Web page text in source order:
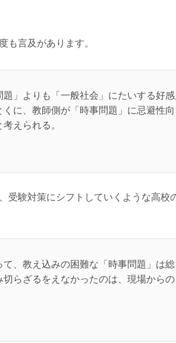
も言及があります。
」よりも「一般社会」にたいする好
に、教師側が「時事問題」に忌避性
えられる。
受験対策にシフトしていくような高校
、教え込みの困難な「時事問題」は
らざるをえなかったのは、現場から